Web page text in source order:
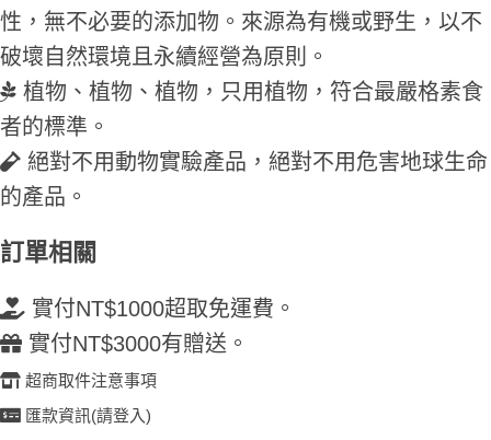
性，無不必要的添加物。來源為有機或野生，以不
破壞自然環境且永續經營為原則。
植物、植物、植物，只用植物，符合最嚴格素食
者的標準。
絕對不用動物實驗產品，絕對不用危害地球生命
的產品。
訂單相關
實付NT$1000超取免運費。
實付NT$3000有贈送。
超商取件注意事項
匯款資訊(請登入)